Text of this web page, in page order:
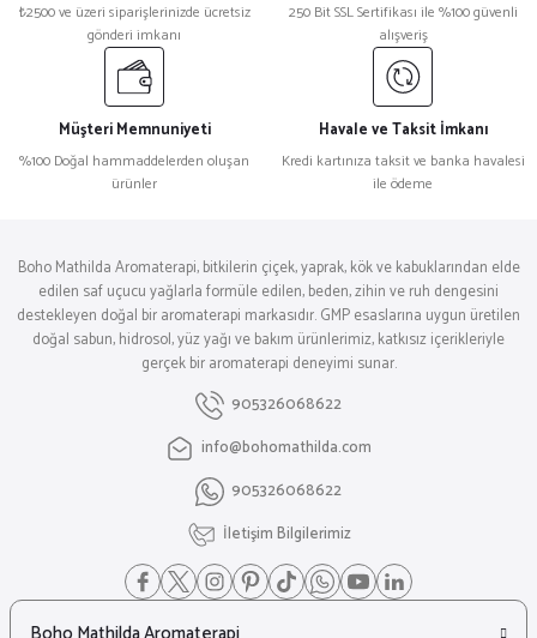
₺2500 ve üzeri siparişlerinizde ücretsiz
gönderi imkanı
250 Bit SSL Sertifikası ile %100 güvenli
alışveriş
Müşteri Memnuniyeti
%100 Doğal hammaddelerden oluşan
ürünler
Havale ve Taksit İmkanı
Kredi kartınıza taksit ve banka havalesi
ile ödeme
Boho Mathilda Aromaterapi, bitkilerin çiçek, yaprak, kök ve kabuklarından elde
edilen saf uçucu yağlarla formüle edilen, beden, zihin ve ruh dengesini
destekleyen doğal bir aromaterapi markasıdır. GMP esaslarına uygun üretilen
doğal sabun, hidrosol, yüz yağı ve bakım ürünlerimiz, katkısız içerikleriyle
gerçek bir aromaterapi deneyimi sunar.
905326068622
info@bohomathilda.com
905326068622
İletişim Bilgilerimiz